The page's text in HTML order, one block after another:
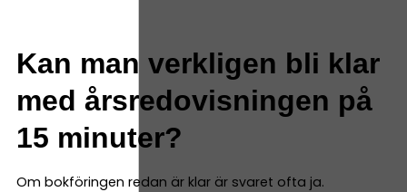
Kan man verkligen bli klar
med årsredovisningen på
15 minuter?
Om bokföringen redan är klar är svaret ofta ja.